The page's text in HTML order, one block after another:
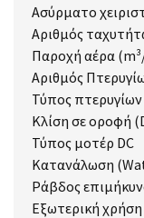
Ασύρματο
Αριθμός
Παροχή αέρα
Αριθμός
Τύπος
Κλίση σε οροφή
Τύπος μοτέρ DC
Κατανάλωση
Ράβδος
Εξωτερική